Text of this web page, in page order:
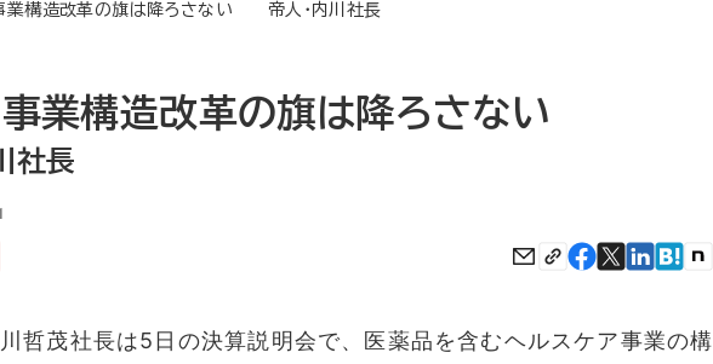
事業構造改革の旗は降ろさない 帝人・内川社長
事業構造改革の旗は降ろさない
社長
哲茂社長は5日の決算説明会で、医薬品を含むヘルスケア事業の構